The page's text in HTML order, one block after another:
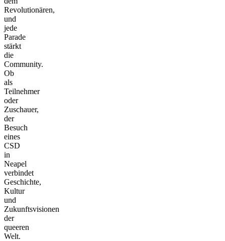
Revolutionären,
und
jede
Parade
stärkt
die
Community.
Ob
als
Teilnehmer
oder
Zuschauer,
der
Besuch
eines
CSD
in
Neapel
verbindet
Geschichte,
Kultur
und
Zukunftsvisionen
der
queeren
Welt.